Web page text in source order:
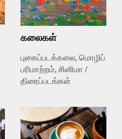
கலைகள்
புகைப்படக்கலை, மொழிப்
பரிமாற்றம், சினிமா /
திரைப்படங்கள்